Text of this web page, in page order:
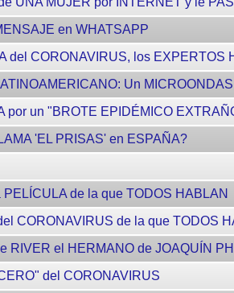
en WHATSAPP
del CORONAVIRUS, los EXPERTOS
Un
por un "BROTE EPIDÉMICO
'EL PRISAS' en ESPAÑA?
de la que TODOS HABLAN
CORONAVIRUS de la que TODOS
RIVER el HERMANO de JOAQUÍN
del CORONAVIRUS